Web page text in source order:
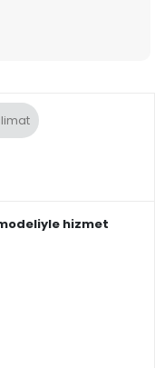
hizmet